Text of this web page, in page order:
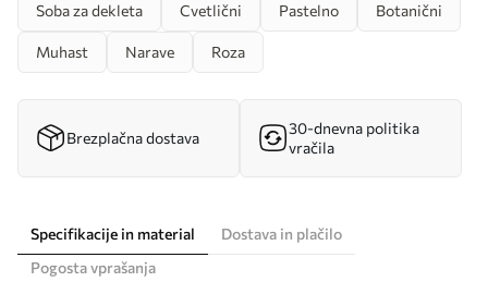
Soba za dekleta Cvetlični Pastelno Botanični
Muhast Narave Roza
Brezplačna dostava
30-dnevna politika
vračila
Specifikacije in material
Dostava in plačilo
Pogosta vprašanja